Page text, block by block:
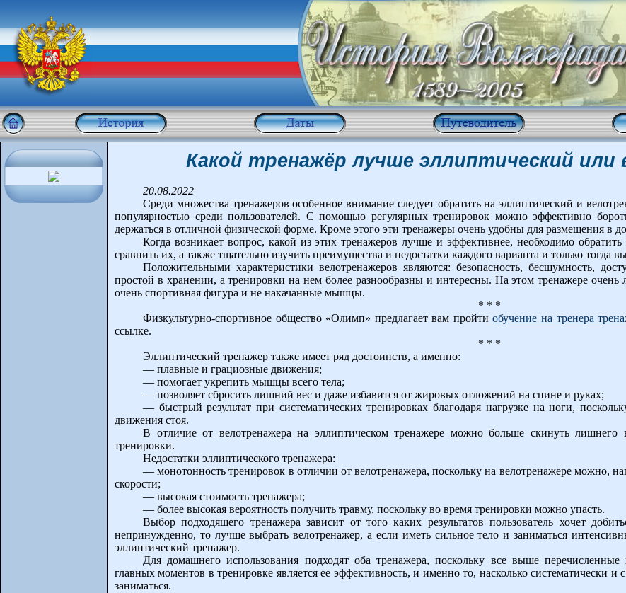
Какой тренажёр лучше эллиптический или
20.08.2022
Среди множества тренажеров особенное внимание следует обратить на эллиптический и
популярностью среди пользователей. С помощью регулярных тренировок можно эффективно
держаться в отличной физической форме. Кроме этого эти тренажеры очень удобны для размещения в
Когда возникает вопрос, какой из этих тренажеров лучше и эффективнее, необходимо
сравнить их, а также тщательно изучить преимущества и недостатки каждого варианта и только тогда
Положительными характеристики велотренажеров являются: безопасность, бесшумность,
простой в хранении, а тренировки на нем более разнообразны и интересны. На этом тренажере очень
очень спортивная фигура и не накачанные мышцы.
* * *
Физкультурно-спортивное общество «Олимп» предлагает вам пройтиобучение на тренера
ссылке.
* * *
Эллиптический тренажер также имеет ряд достоинств, а именно:
— плавные и грациозные движения;
— помогает укрепить мышцы всего тела;
— позволяет сбросить лишний вес и даже избавится от жировых отложений на спине и руках;
— быстрый результат при систематических тренировках благодаря нагрузке на ноги,
движения стоя.
В отличие от велотренажера на эллиптическом тренажере можно больше скинуть лишнего
тренировки.
Недостатки эллиптического тренажера:
— монотонность тренировок в отличии от велотренажера, поскольку на велотренажере можно,
скорости;
— высокая стоимость тренажера;
— более высокая вероятность получить травму, поскольку во время тренировки можно упасть.
Выбор подходящего тренажера зависит от того каких результатов пользователь хочет
непринужденно, то лучше выбрать велотренажер, а если иметь сильное тело и заниматься
эллиптический тренажер.
Для домашнего использования подходят оба тренажера, поскольку все выше
главных моментов в тренировке является ее эффективность, и именно то, насколько систематически и
заниматься.